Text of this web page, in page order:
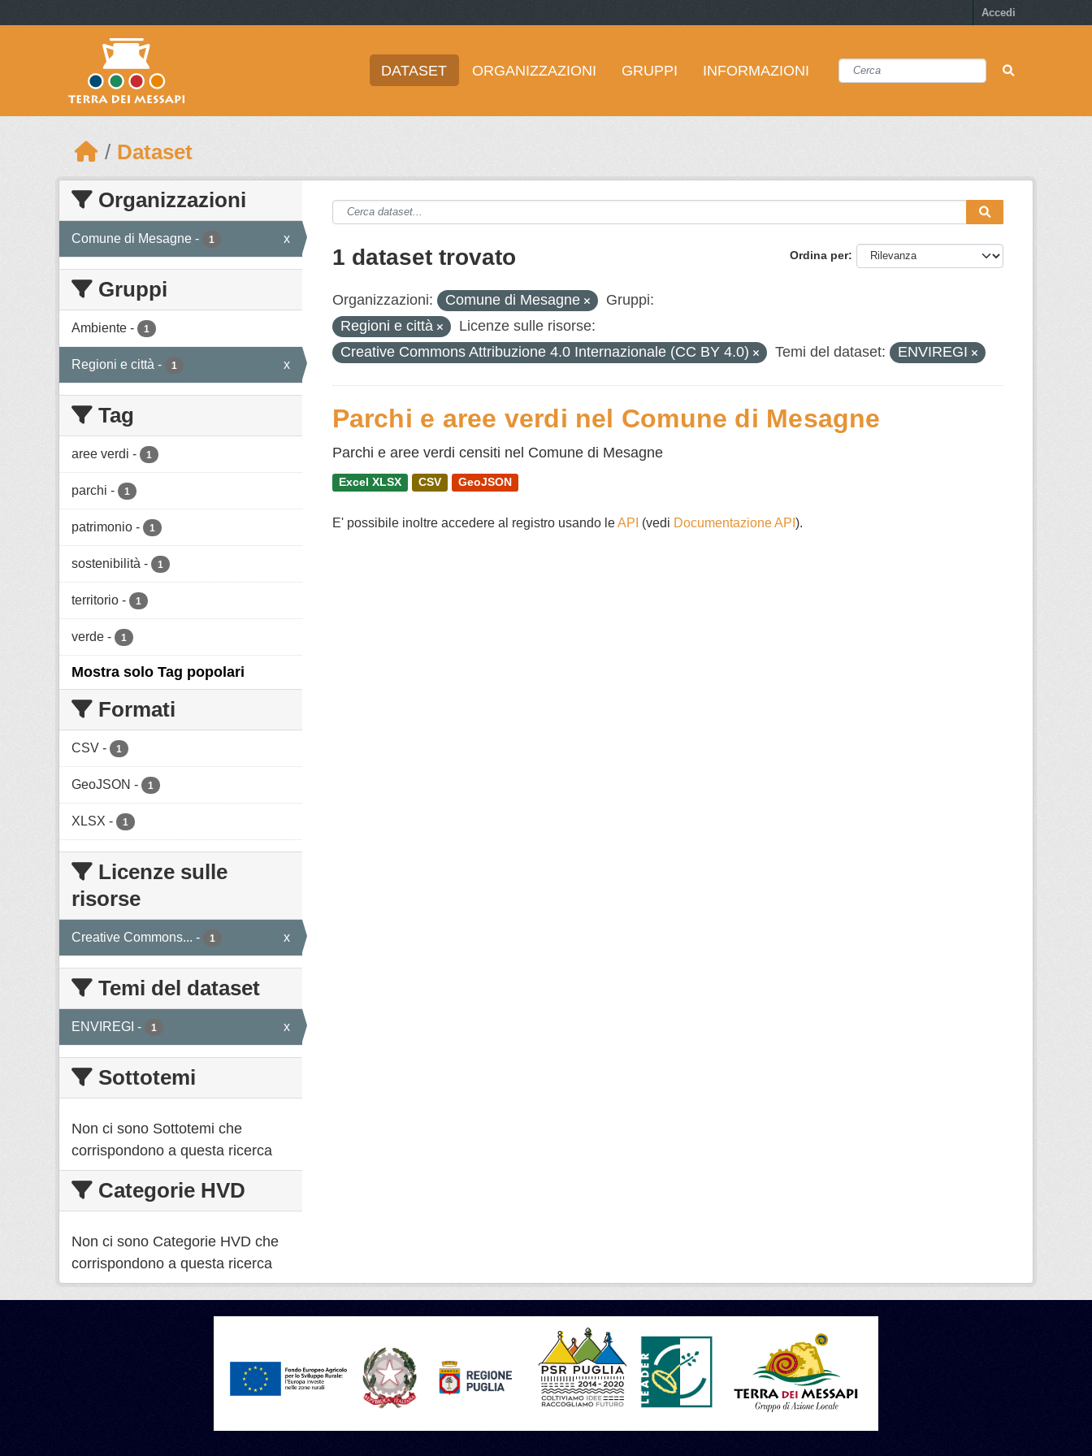
Accedi
DATASET ORGANIZZAZIONI GRUPPI INFORMAZIONI
Dataset
Organizzazioni
Comune di Mesagne - 1 x
Gruppi
Ambiente - 1
Regioni e città - 1 x
Tag
aree verdi - 1
parchi - 1
patrimonio - 1
sostenibilità - 1
territorio - 1
verde - 1
Mostra solo Tag popolari
Formati
CSV - 1
GeoJSON - 1
XLSX - 1
Licenze sulle
risorse
Creative Commons... - 1 x
Temi del dataset
ENVIREGI - 1 x
Sottotemi
Non ci sono Sottotemi che
corrispondono a questa ricerca
Categorie HVD
Non ci sono Categorie HVD che
corrispondono a questa ricerca
Ordina per
1 dataset trovato
Organizzazioni: Comune di Mesagne
Gruppi:
Regioni e città
Licenze sulle risorse:
Creative Commons Attribuzione 4.0 Internazionale (CC BY 4.0)
Temi del dataset: ENVIREGI
Parchi e aree verdi nel Comune di Mesagne
Parchi e aree verdi censiti nel Comune di Mesagne
Excel XLSX CSV GeoJSON
E' possibile inoltre accedere al registro usando leAPI (vedi Documentazione API ).